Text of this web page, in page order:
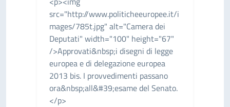
src="http://www.politicheeuropee.it/i
mages/785t.jpg" alt="Camera dei
Deputati" width="100" height="67"
/>Approvati&nbsp;i disegni di legge
europea e di delegazione europea
2013 bis. I provvedimenti passano
ora&nbsp;all&#39;esame del Senato.
</p>